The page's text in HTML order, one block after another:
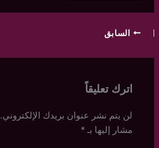
السابق
اترك تعليقاً
لن يتم نشر عنوان بريدك الإلكتروني.
مشار إليها بـ*